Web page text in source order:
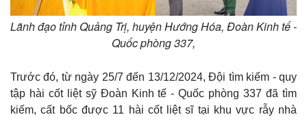
Lãnh đạo tỉnh Quảng Trị, huyện Hướng Hóa, Đoàn Kinh tế -
Quốc phòng 337,
Trước đó, từ ngày 25/7 đến 13/12/2024, Đội tìm kiếm - quy
tập hài cốt liệt sỹ Đoàn Kinh tế - Quốc phòng 337 đã tìm
kiếm, cất bốc được 11 hài cốt liệt sĩ tại khu vực rẫy nhà